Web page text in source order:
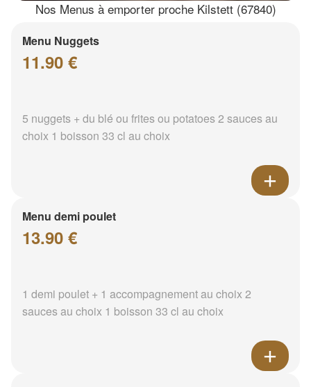
Nos Menus à emporter proche Kilstett (67840)
Menu Nuggets
11.90 €
5 nuggets + du blé ou frites ou potatoes 2 sauces au
choix 1 boisson 33 cl au choix
Menu demi poulet
13.90 €
1 demi poulet + 1 accompagnement au choix 2
sauces au choix 1 boisson 33 cl au choix